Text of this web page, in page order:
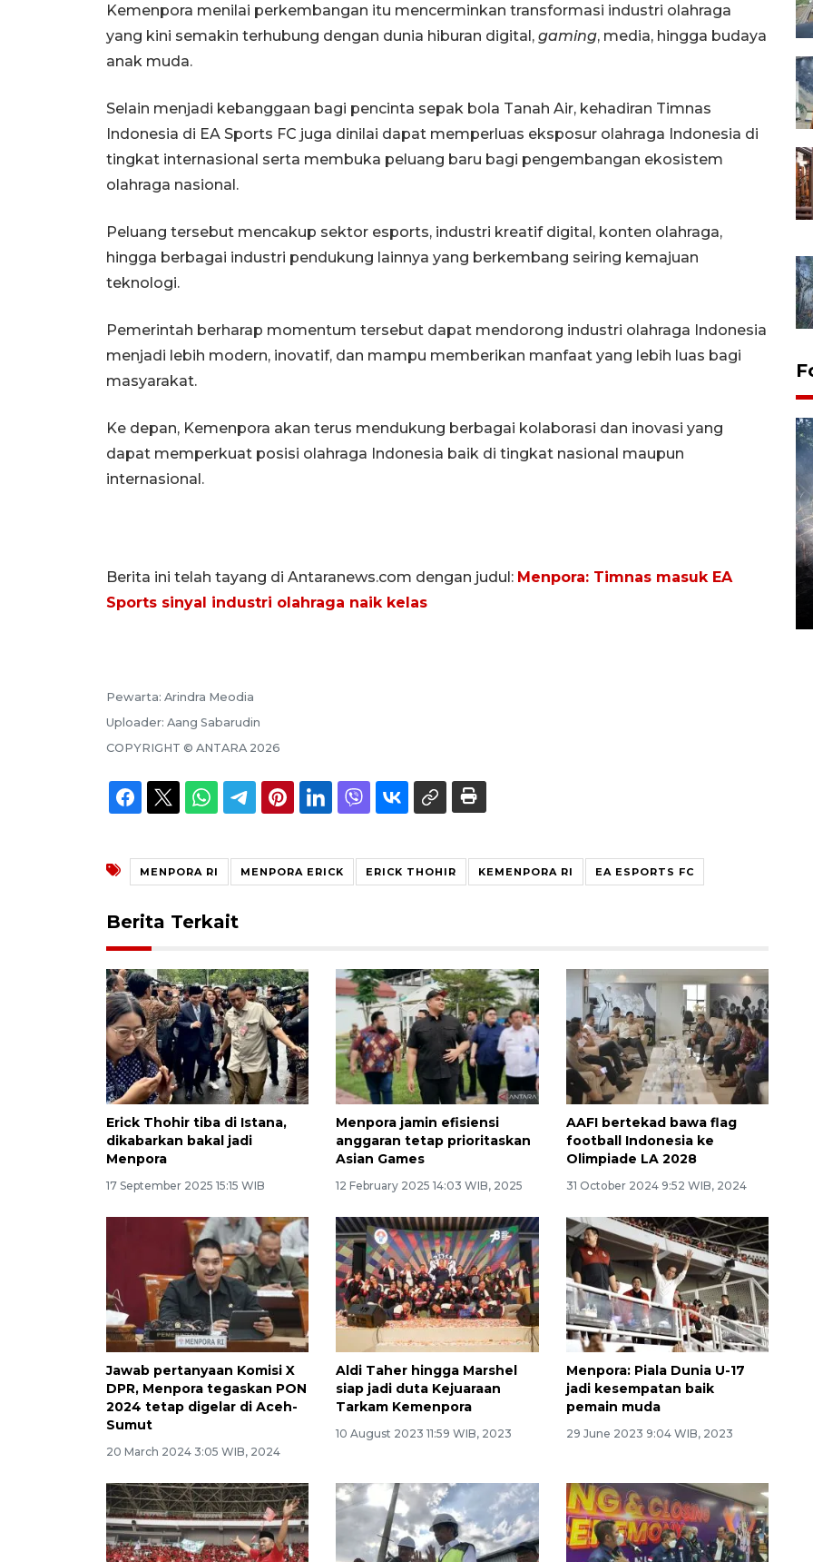
Kemenpora menilai perkembangan itu mencerminkan transformasi industri olahraga
yang kini semakin terhubung dengan dunia hiburan digital, gaming, media, hingga budaya
anak muda.
Selain menjadi kebanggaan bagi pencinta sepak bola Tanah Air, kehadiran Timnas
Indonesia di EA Sports FC juga dinilai dapat memperluas eksposur olahraga Indonesia di
tingkat internasional serta membuka peluang baru bagi pengembangan ekosistem
olahraga nasional.
Peluang tersebut mencakup sektor esports, industri kreatif digital, konten olahraga,
hingga berbagai industri pendukung lainnya yang berkembang seiring kemajuan
teknologi.
Pemerintah berharap momentum tersebut dapat mendorong industri olahraga Indonesia
menjadi lebih modern, inovatif, dan mampu memberikan manfaat yang lebih luas bagi
masyarakat.
Ke depan, Kemenpora akan terus mendukung berbagai kolaborasi dan inovasi yang
dapat memperkuat posisi olahraga Indonesia baik di tingkat nasional maupun
internasional.
Berita ini telah tayang di Antaranews.com dengan judul: Menpora: Timnas masuk EA
Sports sinyal industri olahraga naik kelas
Pewarta: Arindra Meodia
Uploader: Aang Sabarudin
COPYRIGHT © ANTARA 2026
MENPORA RI MENPORA ERICK ERICK THOHIR KEMENPORA RI EA ESPORTS FC
Berita Terkait
Erick Thohir tiba di Istana,
dikabarkan bakal jadi
Menpora
17 September 2025 15:15 WIB
Menpora jamin efisiensi
anggaran tetap prioritaskan
Asian Games
12 February 2025 14:03 WIB, 2025
AAFI bertekad bawa flag
football Indonesia ke
Olimpiade LA 2028
31 October 2024 9:52 WIB, 2024
Jawab pertanyaan Komisi X
DPR, Menpora tegaskan PON
2024 tetap digelar di Aceh-
Sumut
20 March 2024 3:05 WIB, 2024
Aldi Taher hingga Marshel
siap jadi duta Kejuaraan
Tarkam Kemenpora
10 August 2023 11:59 WIB, 2023
Menpora: Piala Dunia U-17
jadi kesempatan baik
pemain muda
29 June 2023 9:04 WIB, 2023
kopi arabika Gayo